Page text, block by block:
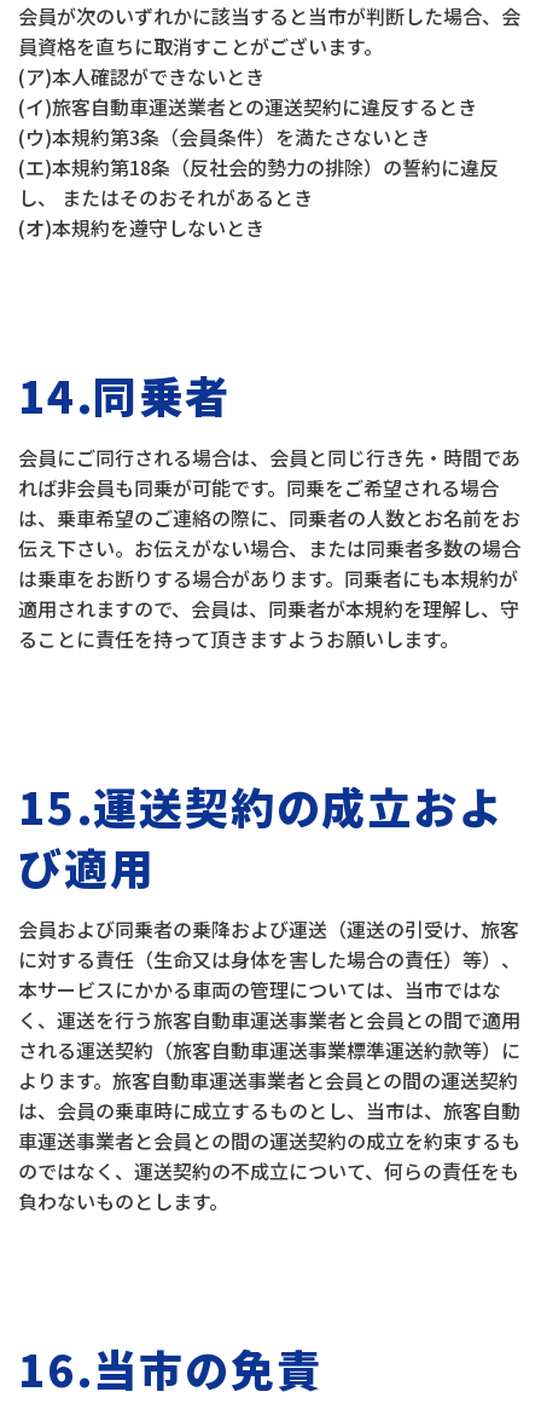
会員が次のいずれかに該当すると当市が判断した場合、会
員資格を直ちに取消すことがございます。
(ア)本人確認ができないとき
(イ)旅客自動車運送業者との運送契約に違反するとき
(ウ)本規約第3条（会員条件）を満たさないとき
(エ)本規約第18条（反社会的勢力の排除）の誓約に違反
し、 またはそのおそれがあるとき
(オ)本規約を遵守しないとき
14.同乗者
会員にご同行される場合は、会員と同じ行き先・時間であ
れば非会員も同乗が可能です。同乗をご希望される場合
は、乗車希望のご連絡の際に、同乗者の人数とお名前をお
伝え下さい。お伝えがない場合、または同乗者多数の場合
は乗車をお断りする場合があります。同乗者にも本規約が
適用されますので、会員は、同乗者が本規約を理解し、守
ることに責任を持って頂きますようお願いします。
15.運送契約の成立およ
び適用
会員および同乗者の乗降および運送（運送の引受け、旅客
に対する責任（生命又は身体を害した場合の責任）等）、
本サービスにかかる車両の管理については、当市ではな
く、運送を行う旅客自動車運送事業者と会員との間で適用
される運送契約（旅客自動車運送事業標準運送約款等）に
よります。旅客自動車運送事業者と会員との間の運送契約
は、会員の乗車時に成立するものとし、当市は、旅客自動
車運送事業者と会員との間の運送契約の成立を約束するも
のではなく、運送契約の不成立について、何らの責任をも
負わないものとします。
16.当市の免責